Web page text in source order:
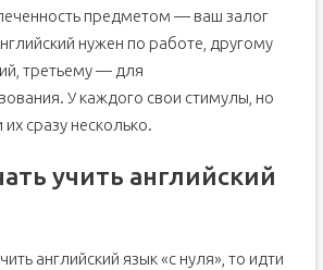
предметом — ваш залог
нужен по работе, другому
третьему — для
У каждого свои стимулы, но
сразу несколько.
учить английский
английский язык «с нуля», то идти